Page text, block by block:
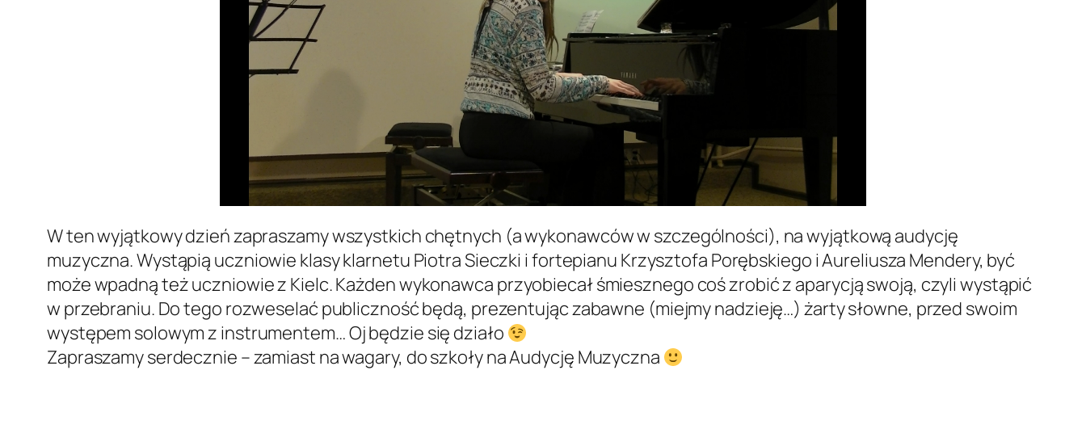
W ten wyjątkowy dzień zapraszamy wszystkich chętnych (a wykonawców w szczególności), na wyjątkową audycję
muzyczna. Wystąpią uczniowie klasy klarnetu Piotra Sieczki i fortepianu Krzysztofa Porębskiego i Aureliusza Mendery, być
może wpadną też uczniowie z Kielc. Każden wykonawca przyobiecał śmiesznego coś zrobić z aparycją swoją, czyli wystąpić
w przebraniu. Do tego rozweselać publiczność będą, prezentując zabawne (miejmy nadzieję…) żarty słowne, przed swoim
występem solowym z instrumentem… Oj będzie się działo
Zapraszamy serdecznie – zamiast na wagary, do szkoły na Audycję Muzyczna